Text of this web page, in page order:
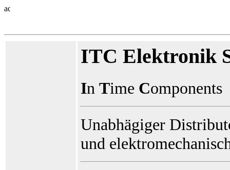
ITC Elektronik
In Time Components
Unabhägiger
und